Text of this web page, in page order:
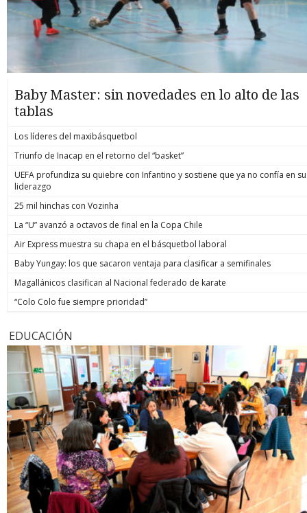
Baby Master: sin novedades en lo alto de las
tablas
Los líderes del maxibásquetbol
Triunfo de Inacap en el retorno del “basket”
UEFA profundiza su quiebre con Infantino y sostiene que ya no confía en su
liderazgo
25 mil hinchas con Vozinha
La “U” avanzó a octavos de final en la Copa Chile
Air Express muestra su chapa en el básquetbol laboral
Baby Yungay: los que sacaron ventaja para clasificar a semifinales
Magallánicos clasifican al Nacional federado de karate
“Colo Colo fue siempre prioridad”
EDUCACIÓN